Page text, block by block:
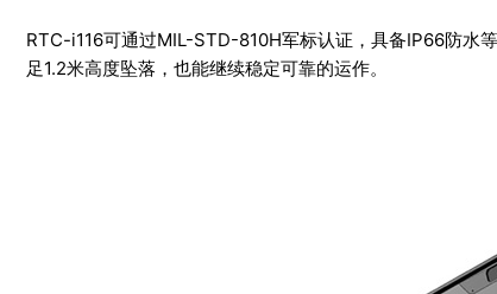
RTC-i116可通过MIL-STD-810H军标认证，具备IP66防水
足1.2米高度坠落，也能继续稳定可靠的运作。